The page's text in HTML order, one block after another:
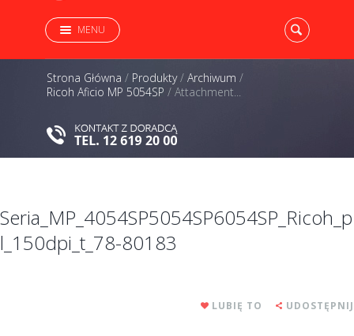
MENU
Strona Główna / Produkty/ Archiwum /
Ricoh Aficio MP 5054SP / Attachment...
Seria_MP_4054SP5054SP6054SP_Ricoh_p
l_150dpi_t_78-80183
LUBIĘ TO UDOSTĘPNIJ